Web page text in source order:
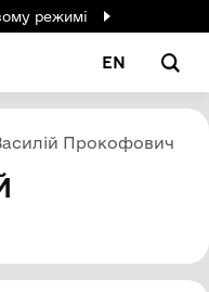
режимі
EN
Прокофович